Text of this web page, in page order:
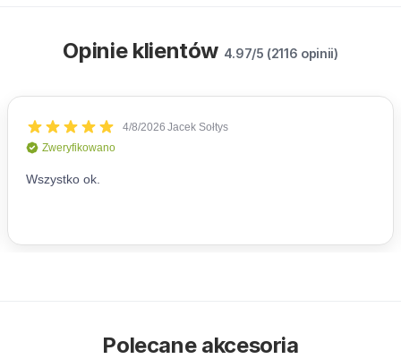
Opinie klientów 4.97/5 (2116 opinii)
Polecane akcesoria